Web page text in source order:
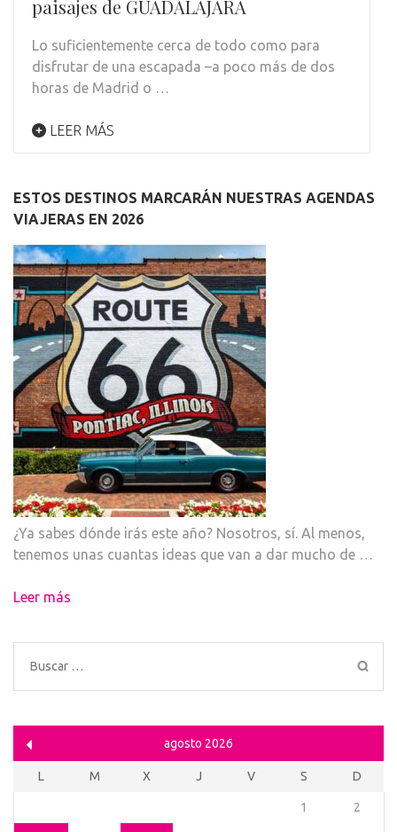
paisajes de GUADALAJARA
Lo suficientemente cerca de todo como para
disfrutar de una escapada –a poco más de dos
horas de Madrid o …
LEER MÁS
ESTOS DESTINOS MARCARÁN NUESTRAS AGENDAS
VIAJERAS EN 2026
¿Ya sabes dónde irás este año? Nosotros, sí. Al menos,
tenemos unas cuantas ideas que van a dar mucho de …
Leer más
Buscar:
agosto 2026
L M X J V S D
1 2